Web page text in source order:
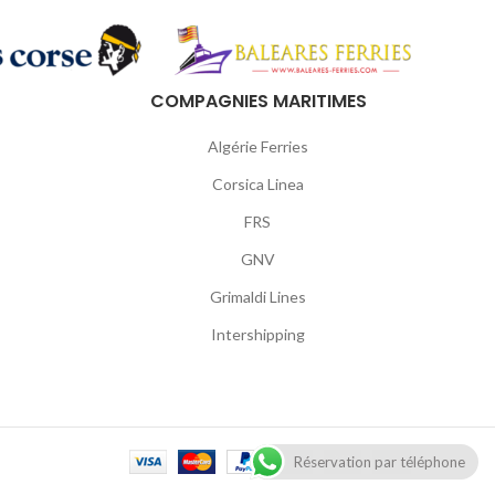
COMPAGNIES MARITIMES
Algérie Ferries
Corsica Linea
FRS
GNV
Grimaldi Lines
Intershipping
Réservation par téléphone